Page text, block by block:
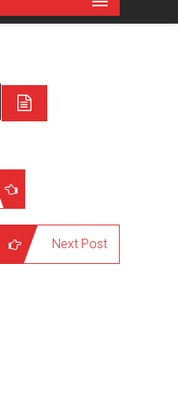
Next Post